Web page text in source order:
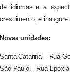
de idiomas e a
crescimento, e
Novas unidades:
Santa Catarina – Rua
São Paulo – Rua